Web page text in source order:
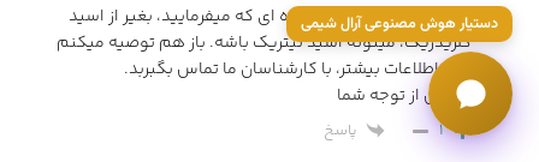
متمایل به زرد کمرنگه. ماده ای که میفرمایید، بغیر از اسید
کلریدریک، میتونه اسید نیتریک باشه. باز هم توصیه میکنم
برای اطلاعات بیشتر، با کارشناسان ما تماس بگبربد.
سپاس از توجه شما
1 پاسخ
دستیار هوش مصنوعی آرال شیمی